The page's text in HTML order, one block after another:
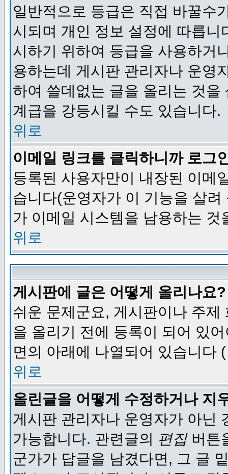
일반적으로 등급은 직접 바꿀수
시되며 개인 정보 설정에 따릅
시하기 위하여 등급을 사용하거
용하는데 게시판 관리자나 운영
하여 쓸데없는 글을 올리는 것
계급을 강등시킬 수도 있습니다.
위로
이메일 링크를 클릭하니까 로그
등록된 사용자만이 내장된 이메
습니다(운영자가 이 기능을 살
가 이메일 시스템을 남용하는 것
위로
게시판에 글은 어떻게 올리나요?
쉬운 문제군요, 게시판이나 주
을 올리기 전에 등록이 되어 있
면의 아래에 나열되어 있습니다 (
위로
올린글을 어떻게 수정하거나 지
게시판 관리자나 운영자가 아닌
가능합니다. 관련글의 편집버튼
군가가 답글을 남겼다면, 그 글